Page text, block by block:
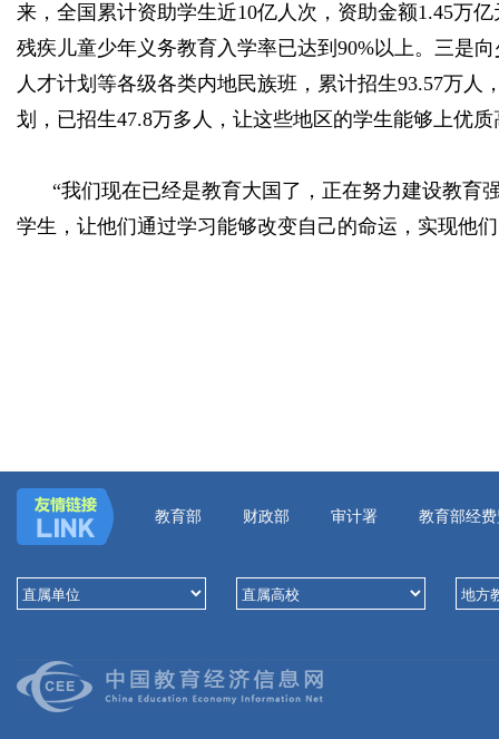
来，全国累计资助学生近10亿人次，资助金额1.45万
残疾儿童少年义务教育入学率已达到90%以上。三是
人才计划等各级各类内地民族班，累计招生93.57万
划，已招生47.8万多人，让这些地区的学生能够上优质
“我们现在已经是教育大国了，正在努力建设教育
学生，让他们通过学习能够改变自己的命运，实现他
教育部 财政部 审计署 教育部经